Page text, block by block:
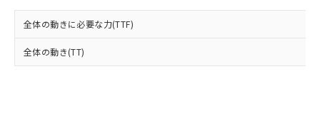
全体の動きに必要な力(TTF)
全体の動き(TT)
メンバーズにご登録されている必要が
あります。
登録された部品リストについて、当社
※3 非含有証明書ダウンロード
及ぼさない年数を意味します。
「－」：未確認です。当社販売部門へお問
り引きをいたしません。